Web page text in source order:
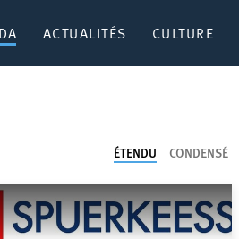
ACTUALITÉS CULTURE
ÉTENDU CONDENSÉ